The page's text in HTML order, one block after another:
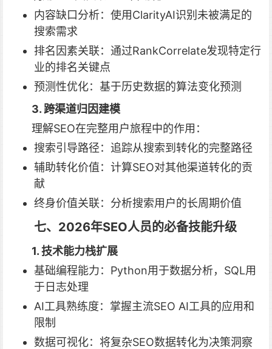
内容缺口分析：使用ClarityAI识别未被满足的
搜索需求
排名因素关联：通过RankCorrelate发现特定行
业的排名关键点
预测性优化：基于历史数据的算法变化预测
3. 跨渠道归因建模
理解SEO在完整用户旅程中的作用：
搜索引导路径：追踪从搜索到转化的完整路径
辅助转化价值：计算SEO对其他渠道转化的贡
献
终身价值关联：分析搜索用户的长周期价值
七、2026年SEO人员的必备技能升级
1. 技术能力栈扩展
基础编程能力：Python用于数据分析，SQL用
于日志处理
AI工具熟练度：掌握主流SEO AI工具的应用和
限制
数据可视化：将复杂SEO数据转化为决策洞察